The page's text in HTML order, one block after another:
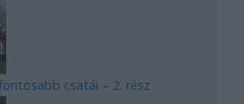
csatái – 2. rész